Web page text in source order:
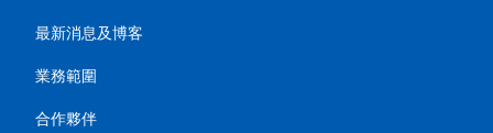
最新消息及博客
業務範圍
合作夥伴